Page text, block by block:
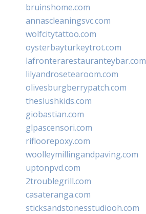
bruinshome.com
annascleaningsvc.com
wolfcitytattoo.com
oysterbayturkeytrot.com
lafronterarestauranteybar.com
lilyandrosetearoom.com
olivesburgberrypatch.com
theslushkids.com
giobastian.com
glpascensori.com
rifloorepoxy.com
woolleymillingandpaving.com
uptonpvd.com
2troublegrill.com
casateranga.com
sticksandstonesstudiooh.com